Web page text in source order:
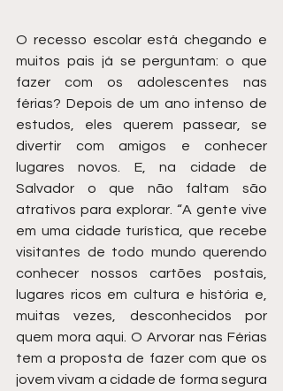
O recesso escolar está chegando e
muitos pais já se perguntam: o que
fazer com os adolescentes nas
férias? Depois de um ano intenso de
estudos, eles querem passear, se
divertir com amigos e conhecer
lugares novos. E, na cidade de
Salvador o que não faltam são
atrativos para explorar. “A gente vive
em uma cidade turística, que recebe
visitantes de todo mundo querendo
conhecer nossos cartões postais,
lugares ricos em cultura e história e,
muitas vezes, desconhecidos por
quem mora aqui. O Arvorar nas Férias
tem a proposta de fazer com que os
jovem vivam a cidade de forma segura